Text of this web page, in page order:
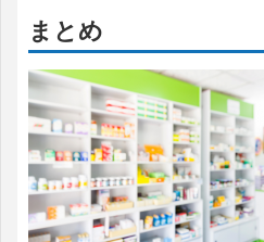
まとめ